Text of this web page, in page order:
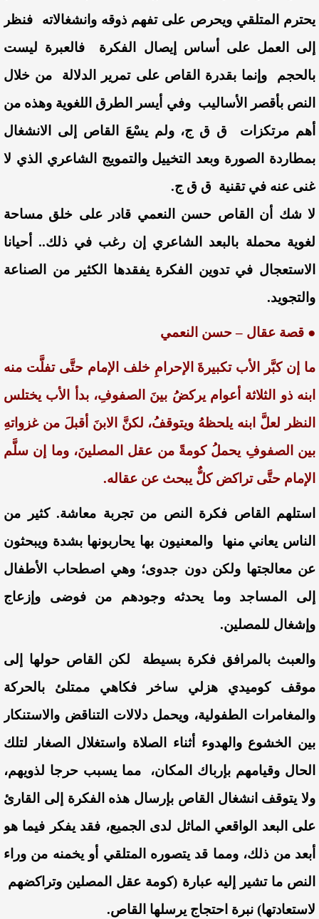
يحترم المتلقي ويحرص على تفهم ذوقه وانشغالاته فنظر
إلى العمل على أساس إيصال الفكرة فالعبرة ليست
بالحجم وإنما بقدرة القاص على تمرير الدلالة من خلال
النص بأقصر الأساليب وفي أيسر الطرق اللغوية وهذه من
أهم مرتكزات ق ق ج، ولم يسْعَ القاص إلى الانشغال
بمطاردة الصورة وبعد التخييل والتمويج الشاعري الذي لا
غنى عنه في تقنية ق ق ج.
لا شك أن القاص حسن النعمي قادر على خلق مساحة
لغوية محملة بالبعد الشاعري إن رغب في ذلك.. أحيانا
الاستعجال في تدوين الفكرة يفقدها الكثير من الصناعة
والتجويد.
● قصة عقال – حسن النعمي
ما إن كبَّر الأب تكبيرةَ الإحرامِ خلف الإمام حتَّى تفلَّت منه
ابنه ذو الثلاثة أعوام يركضُ بينَ الصفوفِ، بدأ الأب يختلس
النظر لعلَّ ابنه يلحظهُ ويتوقفُ، لكنَّ الابنَ أقبلَ من غزواتهِ
بين الصفوفِ يحملُ كومةً من عقل المصلينَ، وما إن سلَّم
الإمام حتَّى تراكض كلٌّ يبحث عن عقاله.
استلهم القاص فكرة النص من تجربة معاشة. كثير من
الناس يعاني منها والمعنيون بها يحاربونها بشدة ويبحثون
عن معالجتها ولكن دون جدوى؛ وهي اصطحاب الأطفال
إلى المساجد وما يحدثه وجودهم من فوضى وإزعاج
وإشغال للمصلين.
والعبث بالمرافق فكرة بسيطة لكن القاص حولها إلى
موقف كوميدي هزلي ساخر فكاهي ممتلئ بالحركة
والمغامرات الطفولية، ويحمل دلالات التناقض والاستنكار
بين الخشوع والهدوء أثناء الصلاة واستغلال الصغار لتلك
الحال وقيامهم بإرباك المكان، مما يسبب حرجا لذويهم،
ولا يتوقف انشغال القاص بإرسال هذه الفكرة إلى القارئ
على البعد الواقعي الماثل لدى الجميع، فقد يفكر فيما هو
أبعد من ذلك، ومما قد يتصوره المتلقي أو يخمنه من وراء
النص ما تشير إليه عبارة (كومة عقل المصلين وتراكضهم
لاستعادتها) نبرة احتجاج يرسلها القاص.